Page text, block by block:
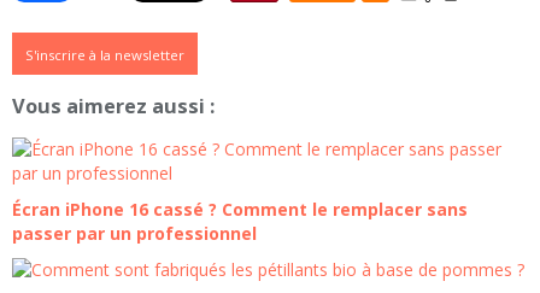
S'inscrire à la newsletter
Vous aimerez aussi :
Écran iPhone 16 cassé ? Comment le remplacer sans
passer par un professionnel